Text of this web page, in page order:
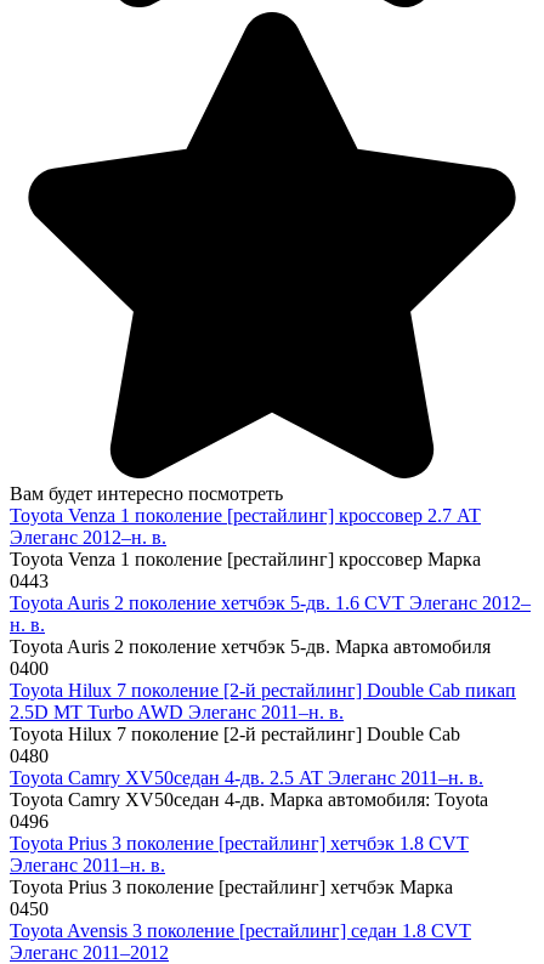
Вам будет интересно посмотреть
Toyota Venza 1 поколение [рестайлинг] кроссовер 2.7 AT
Элеганс 2012–н. в.
Toyota Venza 1 поколение [рестайлинг] кроссовер Марка
0443
Toyota Auris 2 поколение хетчбэк 5-дв. 1.6 CVT Элеганс 2012–
н. в.
Toyota Auris 2 поколение хетчбэк 5-дв. Марка автомобиля
0400
Toyota Hilux 7 поколение [2-й рестайлинг] Double Cab пикап
2.5D MT Turbo AWD Элеганс 2011–н. в.
Toyota Hilux 7 поколение [2-й рестайлинг] Double Cab
0480
Toyota Camry XV50седан 4-дв. 2.5 AT Элеганс 2011–н. в.
Toyota Camry XV50седан 4-дв. Марка автомобиля: Toyota
0496
Toyota Prius 3 поколение [рестайлинг] хетчбэк 1.8 CVT
Элеганс 2011–н. в.
Toyota Prius 3 поколение [рестайлинг] хетчбэк Марка
0450
Toyota Avensis 3 поколение [рестайлинг] седан 1.8 CVT
Элеганс 2011–2012